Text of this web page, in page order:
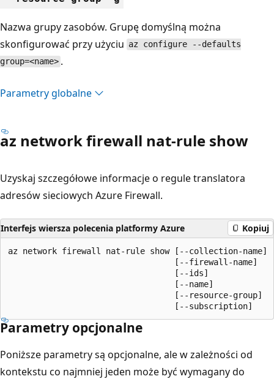
Nazwa grupy zasobów. Grupę domyślną można
skonfigurować przy użyciu az configure --defaults
group=<name> .
Parametry globalne
az network firewall nat-rule show
Uzyskaj szczegółowe informacje o regule translatora
adresów sieciowych Azure Firewall.
Interfejs wiersza polecenia platformy Azure Kopiuj
az network firewall nat-rule show [--collection-name]
                                  [--firewall-name]
                                  [--ids]
                                  [--name]
                                  [--resource-group]
                                  [--subscription]
Parametry opcjonalne
Poniższe parametry są opcjonalne, ale w zależności od
kontekstu co najmniej jeden może być wymagany do